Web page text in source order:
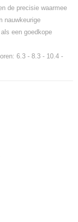
de precisie waarmee
nauwkeurige
een goedkope
6.3 - 8.3 - 10.4 -